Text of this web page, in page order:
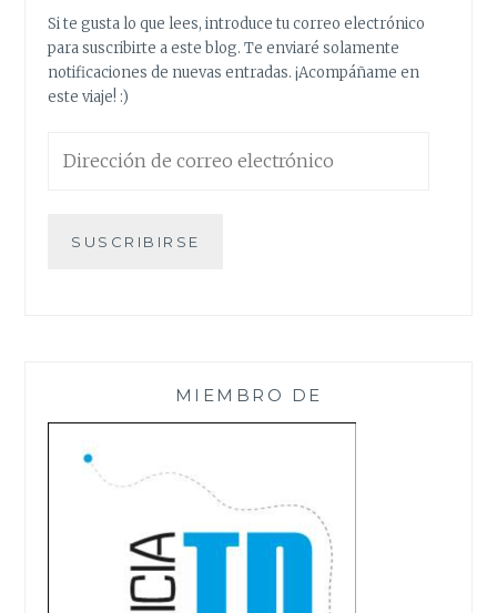
Si te gusta lo que lees, introduce tu correo electrónico
para suscribirte a este blog. Te enviaré solamente
notificaciones de nuevas entradas. ¡Acompáñame en
este viaje! :)
de
SUSCRIBIRSE
MIEMBRO DE